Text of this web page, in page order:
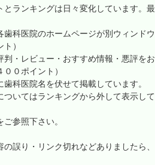
ランキングは日々変化しています。最
科医院のホームページが別ウィンドウ
）
・レビュー・おすすめ情報・悪評をお
０ポイント）
歯科医院名を伏せて掲載しています。
いてはランキングから外して表示して
ご参照下さい。
誤り・リンク切れなどありましたら、